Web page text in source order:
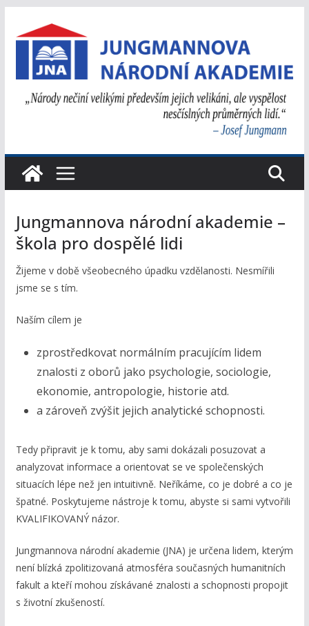
na
obsah
Jungmannova národní akademie –
škola pro dospělé lidi
Žijeme v době všeobecného úpadku vzdělanosti. Nesmířili
jsme se s tím.
Naším cílem je
zprostředkovat normálním pracujícím lidem
znalosti z oborů jako psychologie, sociologie,
ekonomie, antropologie, historie atd.
a zároveň zvýšit jejich analytické schopnosti.
Tedy připravit je k tomu, aby sami dokázali posuzovat a
analyzovat informace a orientovat se ve společenských
situacích lépe než jen intuitivně. Neříkáme, co je dobré a co je
špatné. Poskytujeme nástroje k tomu, abyste si sami vytvořili
KVALIFIKOVANÝ názor.
Jungmannova národní akademie (JNA) je určena lidem, kterým
není blízká zpolitizovaná atmosféra současných humanitních
fakult a kteří mohou získávané znalosti a schopnosti propojit
s životní zkušeností.